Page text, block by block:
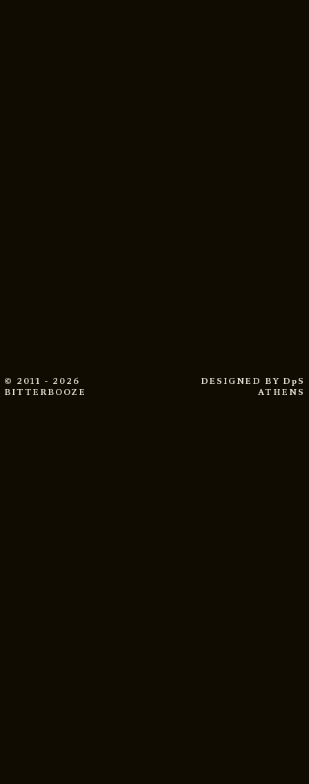
© 2011 - 2026
BITTERBOOZE
DESIGNED BY DpS
ATHENS